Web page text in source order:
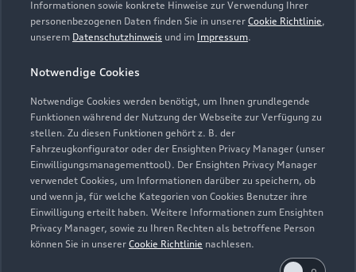
Informationen sowie konkrete Hinweise zur Verwendung Ihrer
personenbezogenen Daten finden Sie in unserer Cookie Richtlinie,
unserem Datenschutzhinweis und im Impressum.
Notwendige Cookies
Notwendige Cookies werden benötigt, um Ihnen grundlegende
Funktionen während der Nutzung der Webseite zur Verfügung zu
stellen. Zu diesen Funktionen gehört z. B. der
Fahrzeugkonfigurator oder der Ensighten Privacy Manager (unser
Einwilligungsmanagementtool). Der Ensighten Privacy Manager
verwendet Cookies, um Informationen darüber zu speichern, ob
und wenn ja, für welche Kategorien von Cookies Benutzer ihre
Einwilligung erteilt haben. Weitere Informationen zum Ensighten
Privacy Manager, sowie zu Ihren Rechten als betroffene Person
können Sie in unserer Cookie Richtlinie nachlesen.
Werkstatt
Geschlossen,öffnet amDonnerstag
07:45
Samstag: Verkauf: nach Vereinbarung
Zurück nach oben
Modelle